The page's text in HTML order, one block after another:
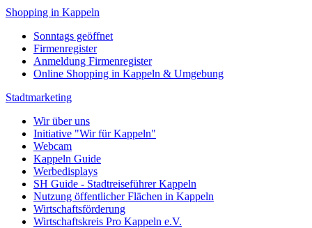
Shopping in Kappeln
Sonntags geöffnet
Firmenregister
Anmeldung Firmenregister
Online Shopping in Kappeln & Umgebung
Stadtmarketing
Wir über uns
Initiative "Wir für Kappeln"
Webcam
Kappeln Guide
Werbedisplays
SH Guide - Stadtreiseführer Kappeln
Nutzung öffentlicher Flächen in Kappeln
Wirtschaftsförderung
Wirtschaftskreis Pro Kappeln e.V.